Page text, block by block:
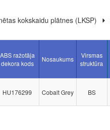
kokskaidu plātnes (LKSP)
ABS ražotāja
dekora kods
Nosaukums
Virsmas
struktūra
HU176299 Cobalt Grey BS